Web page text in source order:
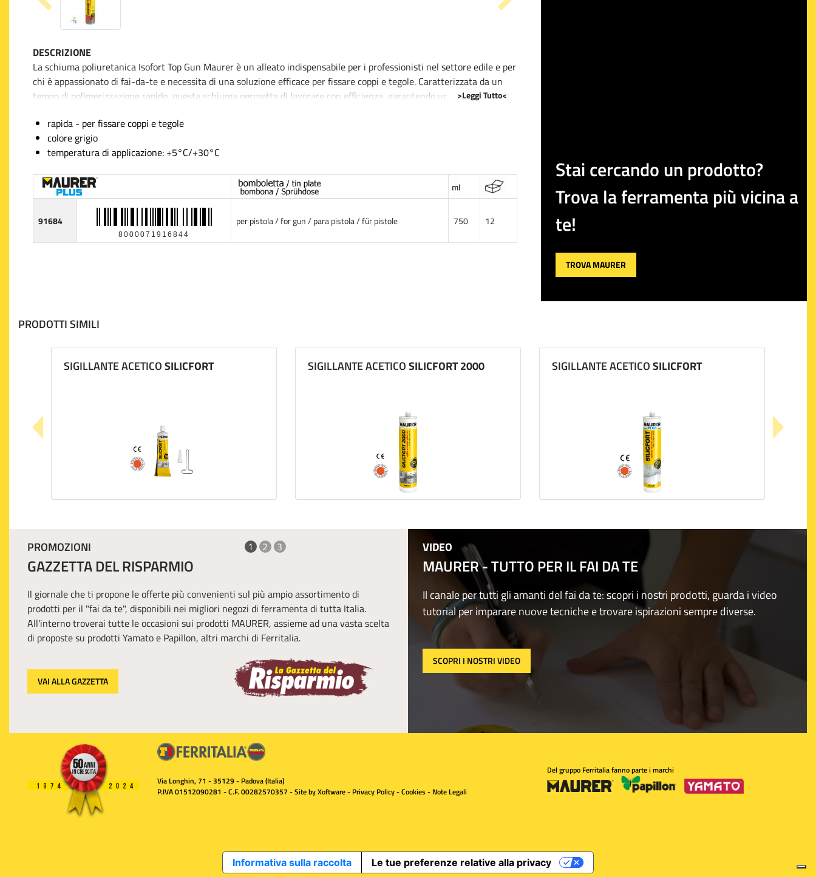
DESCRIZIONE
La schiuma poliuretanica Isofort Top Gun Maurer è un alleato indispensabile per i professionisti nel settore edile e per
chi è appassionato di fai-da-te e necessita di una soluzione efficace per fissare coppi e tegole. Caratterizzata da un
tempo di polimerizzazione rapido, questa schiuma permette di lavorare con efficienza, garantendo un risultato
La sua formula ha un colore grigio che si adatta discretamente tra le tegole, mantenendo un aspetto gradevole e
uniforme del tetto. L'applicazione può essere eseguita in un ampio intervallo di temperature, da +5°C a +30°C,
Questo prodotto è stato pensato per garantire una presa solida e sicura, evitando movimenti delle tegole che
potrebbero causare danni o infiltrazioni. La facile gestione e l'ottima adesione fanno della schiuma poliuretanica
Isofort Top Gun Maurer una scelta affidabile per progetti di manutenzione e costruzione del tetto, dove la qualità e
l'efficienza sono fondamentali.
>Leggi Tutto<
rapida - per fissare coppi e tegole
colore grigio
temperatura di applicazione: +5°C/+30°C
91684
8000071916844
per pistola / for gun / para pistola / für pistole 750 12
Stai cercando un prodotto?
Trova la ferramenta più vicina a
te!
TROVA MAURER
PRODOTTI SIMILI
SIGILLANTE ACETICOSILICFORT SIGILLANTE ACETICOSILICFORT 2000 SIGILLANTE ACETICOSILICFORT
PROMOZIONI 1 2 3
GAZZETTA DEL RISPARMIO
Il giornale che ti propone le offerte più convenienti sul più ampio assortimento di
prodotti per il "fai da te", disponibili nei migliori negozi di ferramenta di tutta Italia.
All'interno troverai tutte le occasioni sui prodotti MAURER, assieme ad una vasta scelta
di proposte su prodotti Yamato e Papillon, altri marchi di Ferritalia.
VAI ALLA GAZZETTA
VIDEO
MAURER - TUTTO PER IL FAI DA TE
Il canale per tutti gli amanti del fai da te: scopri i nostri prodotti, guarda i video
tutorial per imparare nuove tecniche e trovare ispirazioni sempre diverse.
SCOPRI I NOSTRI VIDEO
Via Longhin, 71 - 35129 - Padova (Italia)
P.IVA 01512090281 - C.F. 00282570357 - Site byXoftware- Privacy Policy-Cookies- Note Legali
Del gruppo Ferritalia fanno parte i marchi
Informativa sulla raccolta Le tue preferenze relative alla privacy